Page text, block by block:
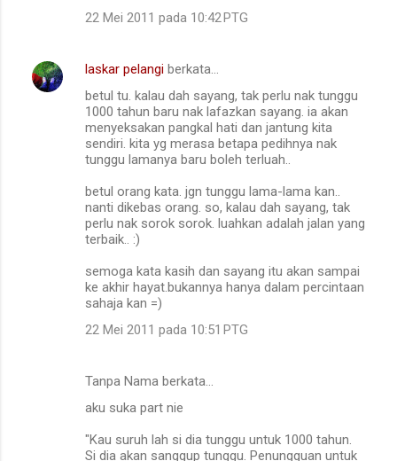
22 Mei 2011 pada 10:42 PTG
laskar pelangi berkata…
betul tu. kalau dah sayang, tak perlu nak tunggu
1000 tahun baru nak lafazkan sayang. ia akan
menyeksakan pangkal hati dan jantung kita
sendiri. kita yg merasa betapa pedihnya nak
tunggu lamanya baru boleh terluah..
betul orang kata. jgn tunggu lama-lama kan..
nanti dikebas orang. so, kalau dah sayang, tak
perlu nak sorok sorok. luahkan adalah jalan yang
terbaik.. :)
semoga kata kasih dan sayang itu akan sampai
ke akhir hayat.bukannya hanya dalam percintaan
sahaja kan =)
22 Mei 2011 pada 10:51 PTG
Tanpa Nama berkata…
aku suka part nie
"Kau suruh lah si dia tunggu untuk 1000 tahun.
Si dia akan sanggup tunggu. Penungguan untuk